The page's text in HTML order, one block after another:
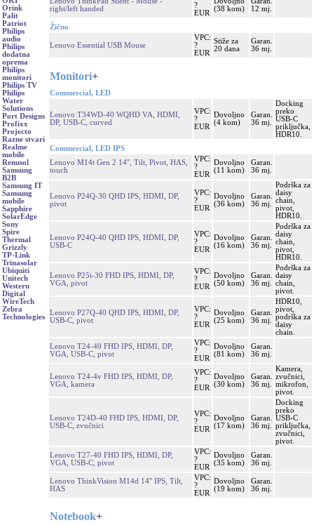
Orink
Palit
Patriot
Philips
audio
Philips
dodatna
oprema
Philips
monitori
Philips TV
Philips
Water
Solutions
Port Designs
Profixx
Projecto
Razne stvari
Realme
mobile
Renusol
Samsung
B2B
Samsung IT
Samsung
mobile
Sapphire
SolarEdge
Sony
Spire
Thermal
Grizzly
TP-Link
Trinasolar
Ubiquiti
Unitech
Western
Digital
WireTech
Zebra
Technologies
right/left handed
?
EUR
(38 kom)
12 mj.
Žično
Lenovo Essential USB Mouse
VPC:
?
EUR
Stiže za
20 dana
Garan.
36 mj.
Monitori+
Commercial, LED
Lenovo T34WD-40 WQHD VA, HDMI,
DP, USB-C, curved
VPC:
?
EUR
Dovoljno
(4 kom)
Garan.
36 mj.
Docking
preko
USB-C
priključka,
HDR10.
Commercial, LED IPS
Lenovo M14t Gen 2 14'', Tilt, Pivot, HAS,
touch
VPC:
?
EUR
Dovoljno
(11 kom)
Garan.
36 mj.
Lenovo P24Q-30 QHD IPS, HDMI, DP,
pivot
VPC:
?
EUR
Dovoljno
(36 kom)
Garan.
36 mj.
Podrška za
daisy
chain,
pivot,
HDR10.
Lenovo P24Q-40 QHD IPS, HDMI, DP,
USB-C
VPC:
?
EUR
Dovoljno
(16 kom)
Garan.
36 mj.
Podrška za
daisy
chain,
pivot,
HDR10.
Lenovo P25i-30 FHD IPS, HDMI, DP,
VGA, pivot
VPC:
?
EUR
Dovoljno
(50 kom)
Garan.
36 mj.
Podrška za
daisy
chain,
pivot.
Lenovo P27Q-40 QHD IPS, HDMI, DP,
USB-C, pivot
VPC:
?
EUR
Dovoljno
(25 kom)
Garan.
36 mj.
HDR10,
pivot,
podrška za
daisy
chain.
Lenovo T24-40 FHD IPS, HDMI, DP,
VGA, USB-C, pivot
VPC:
?
EUR
Dovoljno
(81 kom)
Garan.
36 mj.
Lenovo T24-4v FHD IPS, HDMI, DP,
VGA, kamera
VPC:
?
EUR
Dovoljno
(30 kom)
Garan.
36 mj.
Kamera,
zvučnici,
mikrofon,
pivot.
Lenovo T24D-40 FHD IPS, HDMI, DP,
USB-C, zvučnici
VPC:
?
EUR
Dovoljno
(17 kom)
Garan.
36 mj.
Docking
preko
USB-C
priključka,
zvučnici,
pivot.
Lenovo T27-40 FHD IPS, HDMI, DP,
VGA, USB-C, pivot
VPC:
?
EUR
Dovoljno
(35 kom)
Garan.
36 mj.
Lenovo ThinkVision M14d 14'' IPS, Tilt,
HAS
VPC:
?
EUR
Dovoljno
(19 kom)
Garan.
36 mj.
Notebook+